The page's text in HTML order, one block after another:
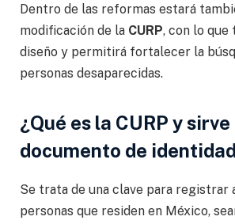
Dentro de las reformas estará
modificación de la CURP, con lo que
diseño y permitirá fortalecer la
personas desaparecidas.
¿Qué es la CURP y
documento de
Se trata de una clave para registrar
personas que residen en México,